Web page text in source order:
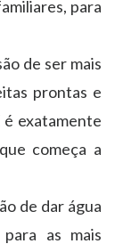
para
de ser mais
prontas e
exatamente
começa a
de dar água
as mais